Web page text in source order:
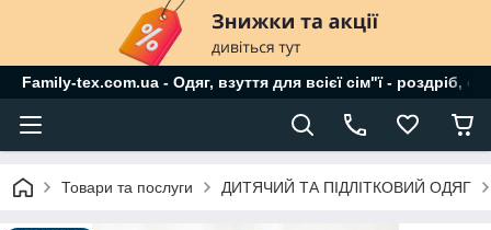
Family-tex.com.ua - Одяг, взуття для всієї сім"ї - роздріб,
Товари та послуги ДИТЯЧИЙ ТА ПІДЛІТКОВИЙ ОДЯГ